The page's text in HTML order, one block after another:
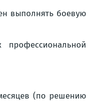
выполнять боевую
профессиональной
(по решению